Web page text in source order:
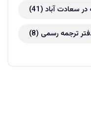
در سعادت آباد (41)
ترجمه رسمی (8)